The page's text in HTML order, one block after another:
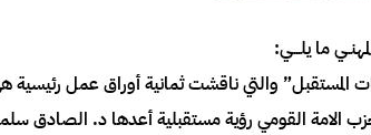
ما يلــــي:
المستقبل” والتي ناقشت ثمانية أوراق عمل
الامة القومي رؤية مستقبلية أعدها د. الصادق